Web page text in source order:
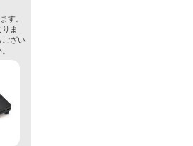
す。
ま
ござい